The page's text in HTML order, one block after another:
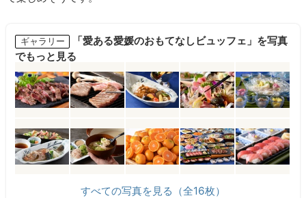
ギャラリー
「愛ある愛媛のおもてなしビュッフェ」を写真
でもっと見る
すべての写真を見る（全16枚）